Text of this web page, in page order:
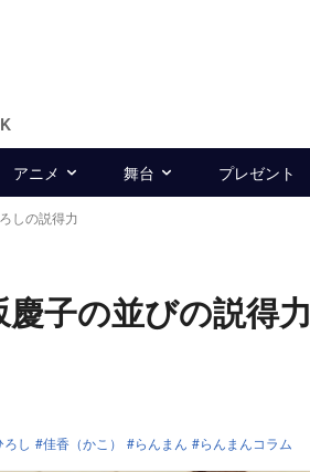
アニメ 舞台 プレゼント
しの説得力
慶子の並びの説
ろし 佳香（かこ） らんまん らんまんコラム